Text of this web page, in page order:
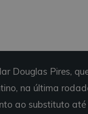
Douglas Pires,
na última
ao substituto